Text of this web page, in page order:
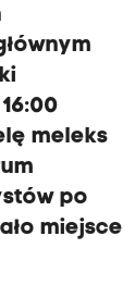
meleks
po
miejsce